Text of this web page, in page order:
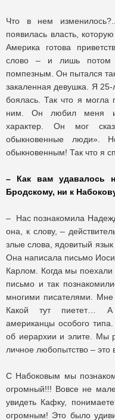
Что в нем
появилась власть,
Америка готова
слово – и лишь потом
помпезным. Он пытался
закаленная девушка. Я
боялась. Так что я могла
ним. Он любил меня и
характер. Он мог
обыкновенные люди».
обыкновенным! Так что я
– Как вам удавалось
Бродскому, ни к
– Нас познакомила
она, к слову, –
злые слова, ядовитый
Она написала письмо
Карлом. Когда мы
письмо и так
многими писателями.
Какой тут пиетет…
американцы особого
об иерархии и элите. Мы
личное любопытство – это
С Набоковым мы
огромный!!! Вовсе не
увидеть Кафку,
огромным! Это было